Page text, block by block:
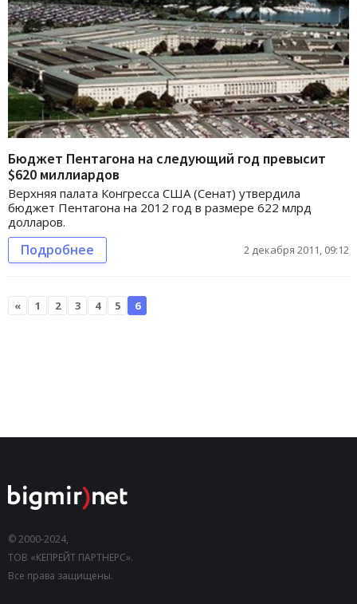
Бюджет Пентагона на следующий год превысит
$620 миллиардов
Верхняя палата Конгресса США (Сенат) утвердила
бюджет Пентагона на 2012 год в размере 622 млрд
долларов.
Подробнее 2 декабря 2011, 09:12
« 1 2 3 4 5 6
© 2000-2024,
ТОВ «КЕПРЕЙТ ПАРТНЕРС».
Все права защищены.